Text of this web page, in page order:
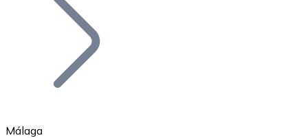
Málaga